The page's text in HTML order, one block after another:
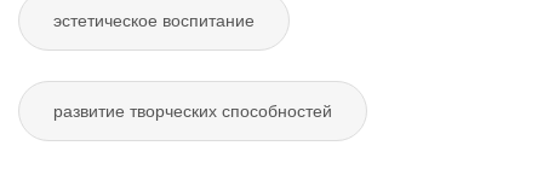
эстетическое воспитание
развитие творческих способностей